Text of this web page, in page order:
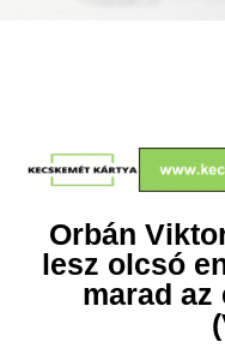
Orbán
lesz olcsó
marad az